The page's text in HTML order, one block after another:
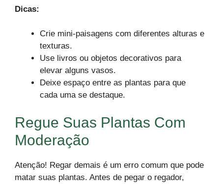
Dicas:
Crie mini-paisagens com diferentes alturas e
texturas.
Use livros ou objetos decorativos para
elevar alguns vasos.
Deixe espaço entre as plantas para que
cada uma se destaque.
Regue Suas Plantas Com
Moderação
Atenção! Regar demais é um erro comum que pode
matar suas plantas. Antes de pegar o regador,